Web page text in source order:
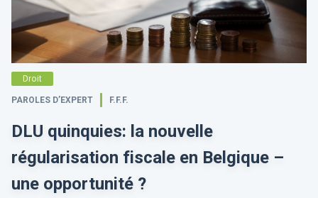
Droit
PAROLES D’EXPERT F.F.F.
DLU quinquies: la nouvelle
régularisation fiscale en Belgique –
une opportunité ?